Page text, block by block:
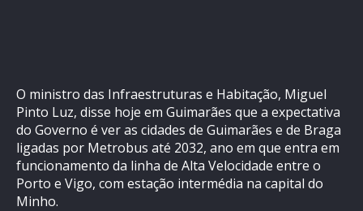
O ministro das Infraestruturas e Habitação, Miguel
Pinto Luz, disse hoje em Guimarães que a expectativa
do Governo é ver as cidades de Guimarães e de Braga
ligadas por Metrobus até 2032, ano em que entra em
funcionamento da linha de Alta Velocidade entre o
Porto e Vigo, com estação intermédia na capital do
Minho.